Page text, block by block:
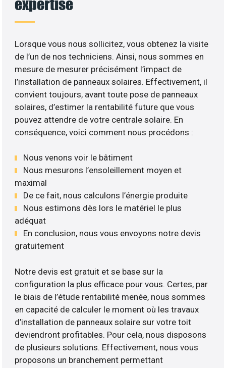
expertise
Lorsque vous nous sollicitez, vous obtenez la visite
de l’un de nos techniciens. Ainsi, nous sommes en
mesure de mesurer précisément l’impact de
l’installation de panneaux solaires. Effectivement, il
convient toujours, avant toute pose de panneaux
solaires, d’estimer la rentabilité future que vous
pouvez attendre de votre centrale solaire. En
conséquence, voici comment nous procédons :
Nous venons voir le bâtiment
Nous mesurons l’ensoleillement moyen et
maximal
De ce fait, nous calculons l’énergie produite
Nous estimons dès lors le matériel le plus
adéquat
En conclusion, nous vous envoyons notre devis
gratuitement
Notre devis est gratuit et se base sur la
configuration la plus efficace pour vous. Certes, par
le biais de l’étude rentabilité menée, nous sommes
en capacité de calculer le moment où les travaux
d’installation de panneaux solaire sur votre toit
deviendront profitables. Pour cela, nous disposons
de plusieurs solutions. Effectivement, nous vous
proposons un branchement permettant